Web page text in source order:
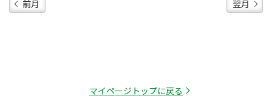
前月 翌月
マイページトップに戻る